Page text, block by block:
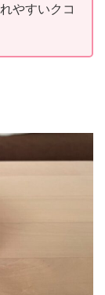
やすいクコ